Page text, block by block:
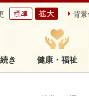
背景
き 健康・福祉